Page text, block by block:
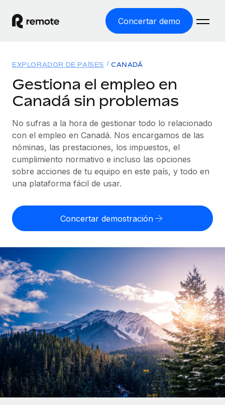
Concertar demo
EMPLEO GLOBAL
Nómina global
Gestiona las nóminas de forma sencilla y conforme a la
legalidad.
Employer of Record
Expándete en todo el mundo sin gastar en entidades.
cumpliendo la normativa.
PEO
Externaliza tareas laborales complejas.
INFRAESTRUCTURA
Conexión Remote
Integra los RR. HH. en tus flujos de trabajo sin
complicaciones.
Plataforma
Funciones esenciales de RR. HH. integradas para tu
Soluciones
COBERTURA MUNDIAL
Explorador de países
Consulta el soporte del empleo global según el país.
Explorador estatal de EE. UU.
Simplifica la contratación en todos los estados de EE.
Comparador de Remote
Compáranos con otras empresas.
ETAPAS DE CRECIMIENTO
Startups
Soluciones ágiles de RR. HH. globales y nóminas para
empresas en crecimiento.
Mediana empresa
Amplía tu equipo con soluciones de RR. HH.
personalizadas.
Empresa
RR. HH. globales para grandes empresas.
Recursos
HERRAMIENTAS Y CALCULADORAS
Calculadora del riesgo de clasificación errónea
Consulta el riesgo de clasificación errónea por país.
cualquier país.
autónomos globales.
APRENDIZAJE CON REMOTE
Guías y recursos
Casos prácticos
Glosario de RR. HH.
Listas de verificación y plantillas
Biblioteca de descripciones de puestos
Precios
English
Nederlands
Français
Deutsch
Español
Italiano
Português (Portugal)
日本語
EXPLORADOR DE PAÍSES CANADÁ
Gestiona el empleo en
Canadá sin problemas
No sufras a la hora de gestionar todo lo relacionado
con el empleo en Canadá. Nos encargamos de las
nóminas, las prestaciones, los impuestos, el
cumplimiento normativo e incluso las opciones
sobre acciones de tu equipo en este país, y todo en
una plataforma fácil de usar.
Concertar demostración